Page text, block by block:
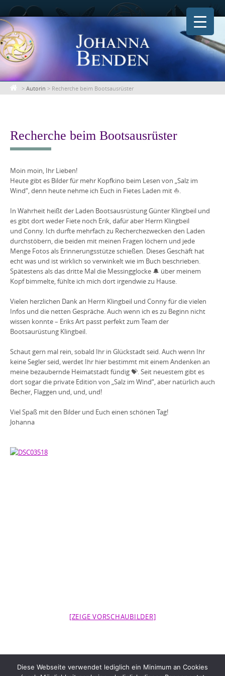
Skip
to
content
> Autorin > Recherche beim Bootsausrüster
Recherche beim Bootsausrüster
Moin moin, Ihr Lieben!
Heute gibt es Bilder für mehr Kopfkino beim Lesen von „Salz im
Wind“, denn heute nehme ich Euch in Fietes Laden mit⛵️.
In Wahrheit heißt der Laden Bootsausrüstung Günter Klingbeil und
es gibt dort weder Fiete noch Erik, dafür aber Herrn Klingbeil
und Conny. Ich durfte mehrfach zu Recherchezwecken den Laden
durchstöbern, die beiden mit meinen Fragen löchern und jede
Menge Fotos als Erinnerungsstütze schießen. Dieses Geschäft hat
echt was und ist wirklich so verwinkelt wie im Buch beschrieben.
Spätestens als das dritte Mal die Messingglocke 🔔 über meinem
Kopf bimmelte, fühlte ich mich dort irgendwie zu Hause.
Vielen herzlichen Dank an Herrn Klingbeil und Conny für die vielen
Infos und die netten Gespräche. Auch wenn ich es zu Beginn nicht
wissen konnte – Eriks Art passt perfekt zum Team der
Bootsaurüstung Klingbeil.
Schaut gern mal rein, sobald Ihr in Glückstadt seid. Auch wenn Ihr
keine Segler seid, werdet Ihr hier bestimmt mit einem Andenken an
meine bezaubernde Heimatstadt fündig💝. Seit neuestem gibt es
dort sogar die private Edition von „Salz im Wind“, aber natürlich auch
Becher, Flaggen und, und, und!
Viel Spaß mit den Bilder und Euch einen schönen Tag!
Johanna
[ZEIGE VORSCHAUBILDER]
Diese Webseite verwendet lediglich ein Minimum an Cookies